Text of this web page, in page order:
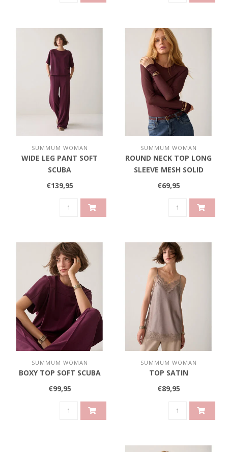
SUMMUM WOMAN
WIDE LEG PANT SOFT
SCUBA
€139,95
SUMMUM WOMAN
ROUND NECK TOP LONG
SLEEVE MESH SOLID
€69,95
SUMMUM WOMAN
BOXY TOP SOFT SCUBA
€99,95
SUMMUM WOMAN
TOP SATIN
€89,95